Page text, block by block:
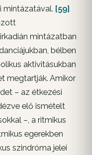
mintázatával. [59]
mintázatban
bélben
aktivitásukban
megtartják. Amikor
– az étkezési
elő ismételt
–, a ritmikus
egerekben
szindróma jelei